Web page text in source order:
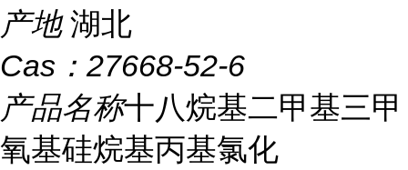
产地 湖北
Cas： 27668-52-6
产品名称十八烷基二甲基三甲
氧基硅烷基丙基氯化